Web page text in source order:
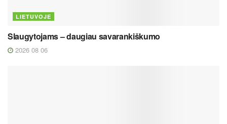
LIETUVOJE
Slaugytojams – daugiau savarankiškumo
2026 08 06